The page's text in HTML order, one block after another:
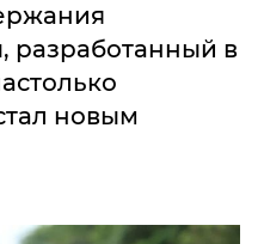
разработанный в
новым